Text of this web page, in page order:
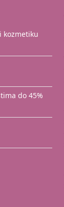
kozmetiku
do 45%